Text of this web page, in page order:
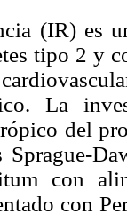
(IR) es
tipo 2 y
La
del
Sprague-
con
con